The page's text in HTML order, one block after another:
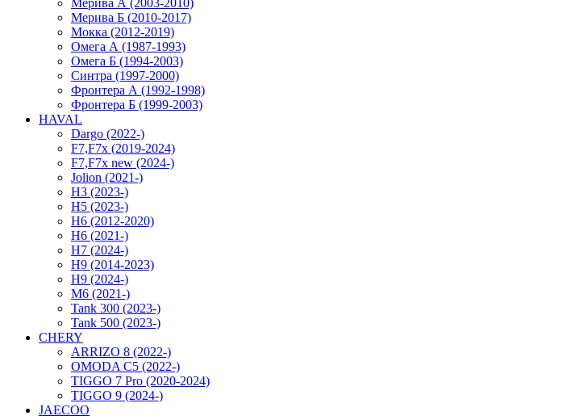
Мерива А (2003-2010)
Мерива Б (2010-2017)
Мокка (2012-2019)
Омега А (1987-1993)
Омега Б (1994-2003)
Синтра (1997-2000)
Фронтера А (1992-1998)
Фронтера Б (1999-2003)
HAVAL
Dargo (2022-)
F7,F7x (2019-2024)
F7,F7x new (2024-)
Jolion (2021-)
H3 (2023-)
H5 (2023-)
H6 (2012-2020)
H6 (2021-)
H7 (2024-)
H9 (2014-2023)
H9 (2024-)
M6 (2021-)
Tank 300 (2023-)
Tank 500 (2023-)
CHERY
ARRIZO 8 (2022-)
OMODA C5 (2022-)
TIGGO 7 Pro (2020-2024)
TIGGO 9 (2024-)
JAECOO